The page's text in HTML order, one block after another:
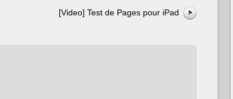
[Video] Test de Pages pour iPad